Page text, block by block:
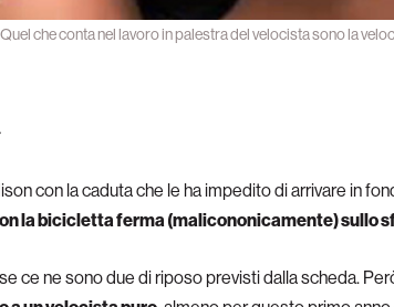
Quel che conta nel lavoro in palestra del velocista sono la
con la caduta che le ha impedito di arrivare in
la bicicletta ferma (malicononicamente) sullo
ce ne sono due di riposo previsti dalla scheda.